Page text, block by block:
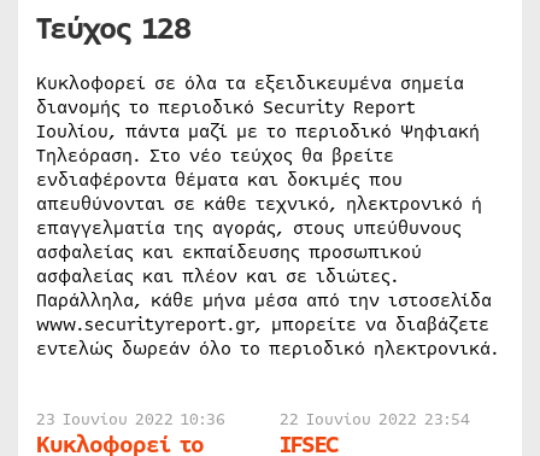
Τεύχος 128
Κυκλοφορεί σε όλα τα εξειδικευμένα σημεία
διανομής το περιοδικό Security Report
Ιουλίου, πάντα μαζί με το περιοδικό Ψηφιακή
Τηλεόραση. Στο νέο τεύχος θα βρείτε
ενδιαφέροντα θέματα και δοκιμές που
απευθύνονται σε κάθε τεχνικό, ηλεκτρονικό ή
επαγγελματία της αγοράς, στους υπεύθυνους
ασφαλείας και εκπαίδευσης προσωπικού
ασφαλείας και πλέον και σε ιδιώτες.
Παράλληλα, κάθε μήνα μέσα από την ιστοσελίδα
www.securityreport.gr, μπορείτε να διαβάζετε
εντελώς δωρεάν όλο το περιοδικό ηλεκτρονικά.
23 Ιουνίου 2022 10:36
Κυκλοφορεί το
22 Ιουνίου 2022 23:54
IFSEC